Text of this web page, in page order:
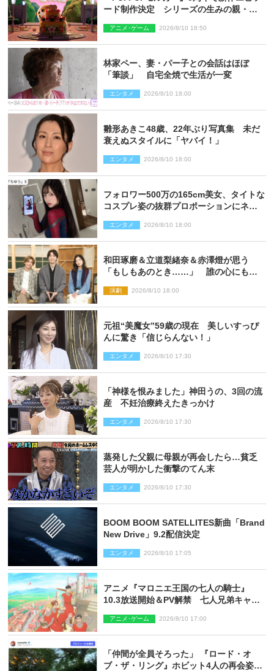
ード制作決定 シリーズの生みの親・見
アニメ･ゲーム 2026/8/10 18:50
林家ペー、妻・パー子との会話はほぼ
「筆談」 自宅全焼で生活が一変
エンタメ 2026/8/10 18:00
雛形あきこ48歳、22年ぶり写真集 未だ
衰えぬスタイルに「ヤバイ！」
エンタメ 2026/8/10 18:00
フォロワー500万の165cm美女、タイトな
コスプレ姿の抜群プロポーションにネッ
エンタメ 2026/8/10 18:00
和田琢磨＆立道梨緒奈＆赤澤燈が思う
「もしもあのとき……」 誰の心にもあ
思い
演劇 2026/8/10 18:00
元祖“美魔女”59歳の現在 美しいすっぴ
んに驚き「信じらんない！」
エンタメ 2026/8/10 17:30
「神様を恨みました」神田うの、3回の流
産 不妊治療終えたきっかけ
エンタメ 2026/8/10 17:30
蒸発した父親に母親が再会したら…貧乏
芸人が明かした衝撃のてん末
エンタメ 2026/8/10 17:30
BOOM BOOM SATELLITES新曲「Brand
New Drive」9.2配信決定
エンタメ 2026/8/10 17:05
アニメ『マロニエ王国の七人の騎士』
10.3放送開始＆PV解禁 七人兄弟キャス
アニメ･ゲーム 2026/8/10 17:00
「仲間が全員そろった」 『ロード・オ
ブ・ザ・リング』ホビット4人の再会姿に